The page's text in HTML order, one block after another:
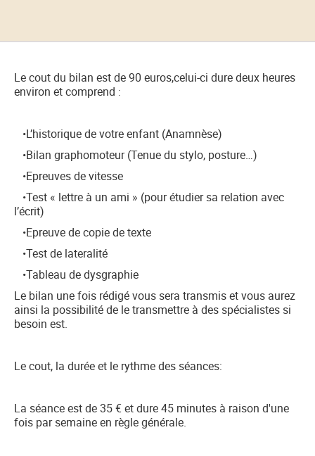
ACTUALITE
LITHOTHERAPIE
ENTRETENIR SES PIERRES
Le cout du bilan est de 90 euros,celui-ci dure deux heures
environ et comprend :
•L’historique de votre enfant (Anamnèse)
•Bilan graphomoteur (Tenue du stylo, posture…)
•Epreuves de vitesse
•Test « lettre à un ami » (pour étudier sa relation avec
l’écrit)
•Epreuve de copie de texte
•Test de lateralité
•Tableau de dysgraphie
Le bilan une fois rédigé vous sera transmis et vous aurez
ainsi la possibilité de le transmettre à des spécialistes si
besoin est.
Le cout, la durée et le rythme des séances:
La séance est de 35 € et dure 45 minutes à raison d'une
fois par semaine en règle générale.